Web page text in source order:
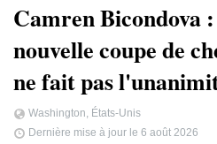
Camren Bicondova
nouvelle coupe de
ne fait pas
Washington, États-Unis
Dernière mise à jour le 6 août 2026